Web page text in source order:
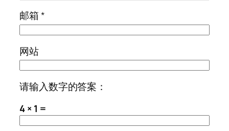
邮箱*
网站
请输入数字的答案：
4 × 1 =